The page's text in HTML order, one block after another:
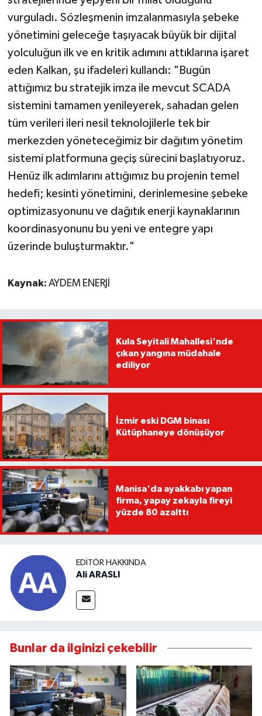
vurguladı. Sözleşmenin imzalanmasıyla şebeke
yönetimini geleceğe taşıyacak büyük bir dijital
yolculuğun ilk ve en kritik adımını attıklarına işaret
eden Kalkan, şu ifadeleri kullandı: "Bugün
attığımız bu stratejik imza ile mevcut SCADA
sistemini tamamen yenileyerek, sahadan gelen
tüm verileri ileri nesil teknolojilerle tek bir
merkezden yöneteceğimiz bir dağıtım yönetim
sistemi platformuna geçiş sürecini başlatıyoruz.
Henüz ilk adımlarını attığımız bu projenin temel
hedefi; kesinti yönetimini, derinlemesine şebeke
optimizasyonunu ve dağıtık enerji kaynaklarının
koordinasyonunu bu yeni ve entegre yapı
üzerinde buluşturmaktır."
Kaynak: AYDEM ENERJİ
Kula Seyitali Mahallesi'nde
çıkan yangına müdahale
ediliyor
İzmir eski DGM binası
Kütüphaneye dönüşüyor
Manisa'da ayakkabı yapan
firma, yapay zekayla fireyi
yüzde 80 azalttı
EDITÖR HAKKINDA
Ali ARASLI
Bunlar da ilginizi çekebilir